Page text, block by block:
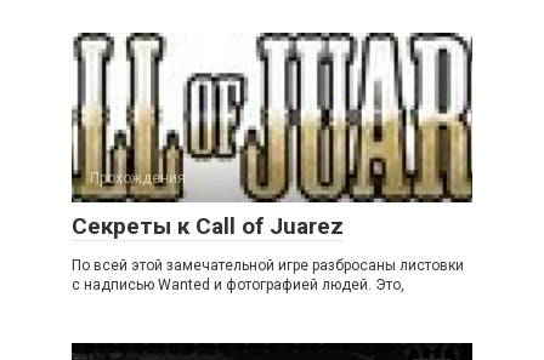
Прохождения
Секреты к Call of Juarez
По всей этой замечательной игре разбросаны листовки
с надписью Wanted и фотографией людей. Это,